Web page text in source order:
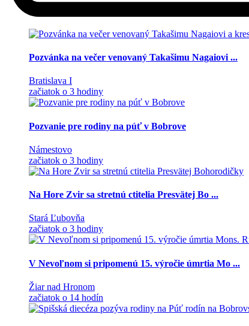
Pozvánka na večer venovaný Takašimu Nagaiovi ...
Bratislava I
začiatok o 3 hodiny
Pozvanie pre rodiny na púť v Bobrove
Námestovo
začiatok o 3 hodiny
Na Hore Zvir sa stretnú ctitelia Presvätej Bo ...
Stará Ľubovňa
začiatok o 3 hodiny
V Nevoľnom si pripomenú 15. výročie úmrtia Mo ...
Žiar nad Hronom
začiatok o 14 hodín